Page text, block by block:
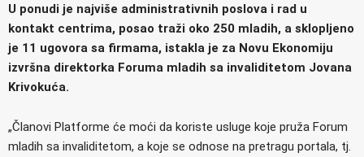
U ponudi je najviše administrativnih poslova i rad u
kontakt centrima, posao traži oko 250 mladih, a sklopljeno
je 11 ugovora sa firmama, istakla je za Novu Ekonomiju
izvršna direktorka Foruma mladih sa invaliditetom Jovana
Krivokuća.
„Članovi Platforme će moći da koriste usluge koje pruža Forum
mladih sa invaliditetom, a koje se odnose na pretragu portala, tj.